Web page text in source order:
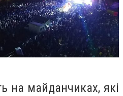
на майданчиках, які